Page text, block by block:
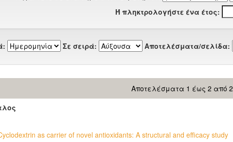
Ή πληκτρολογήστε ένα έτος:
Σε σειρά: Αποτελέσματα/σελίδα:
Αποτελέσματα 1 έως 2 από 2
as carrier of novel antioxidants: A structural and efficacy study